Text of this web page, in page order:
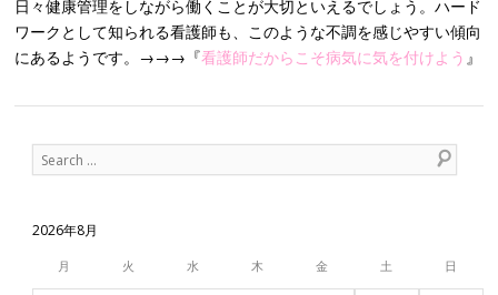
日々健康管理をしながら働くことが大切といえるでしょう。ハード
ワークとして知られる看護師も、このような不調を感じやすい傾向
にあるようです。→→→『看護師だからこそ病気に気を付けよう 』
Search
2026年8月
月 火 水 木 金 土 日